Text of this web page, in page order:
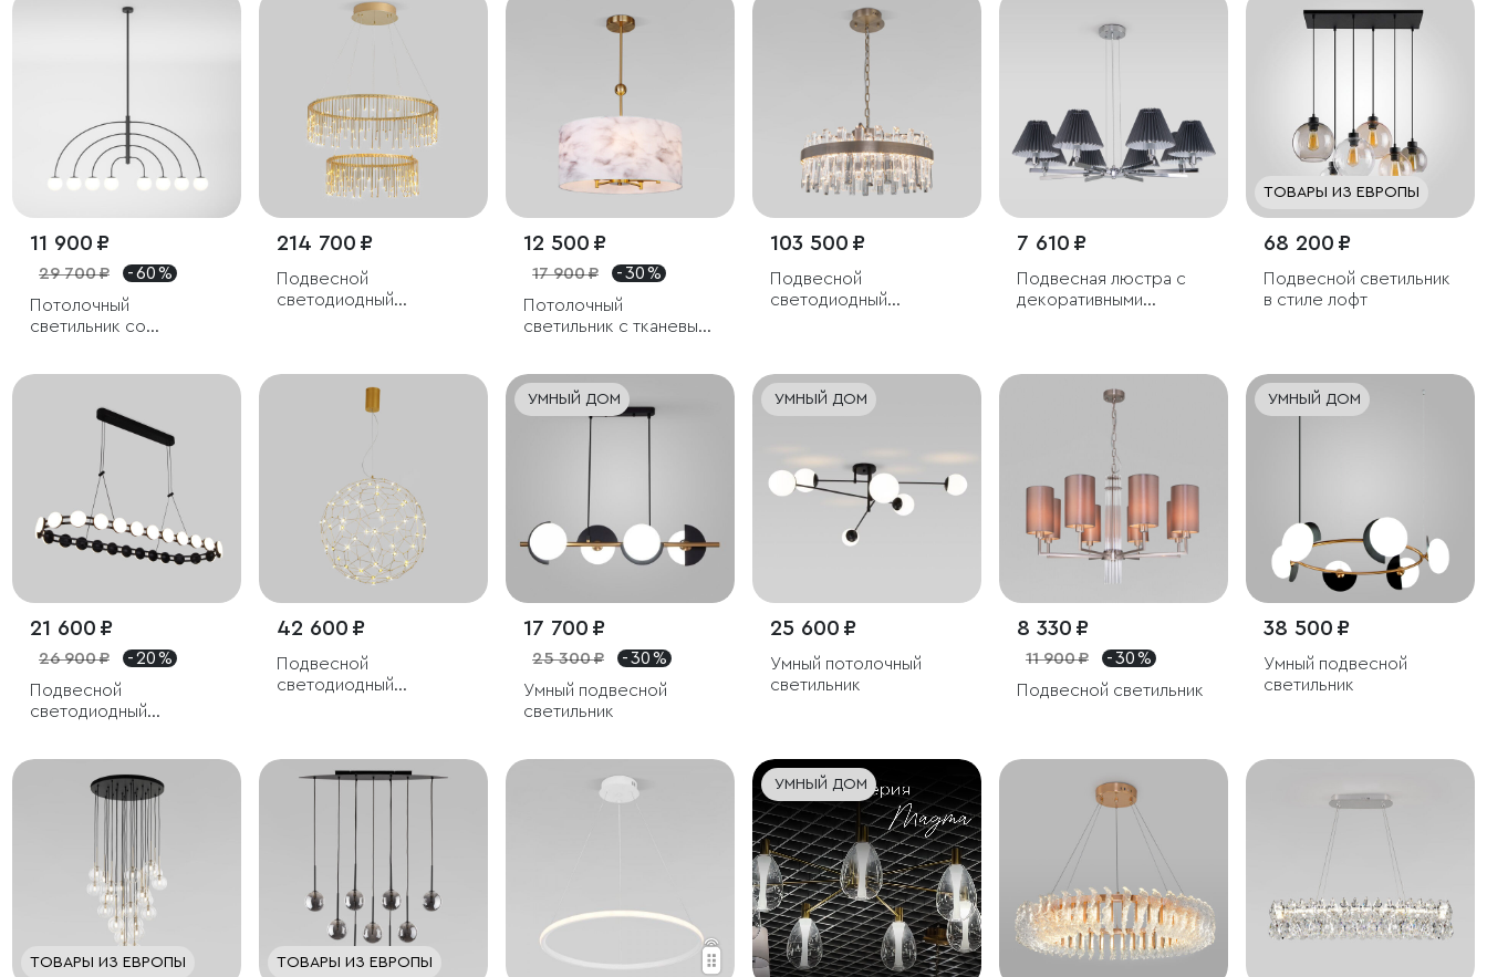
11 900 ₽
29 700 ₽
- 60 %
Потолочный
светильник со
214 700 ₽
Подвесной
светодиодный
12 500 ₽
17 900 ₽
- 30 %
Потолочный
светильник с тканевым
103 500 ₽
Подвесной
светодиодный
7 610 ₽
Подвесная люстра с
декоративными
ТОВАРЫ ИЗ ЕВРОПЫ
68 200 ₽
Подвесной светильник
в стиле лофт
21 600 ₽
26 900 ₽
- 20 %
Подвесной
светодиодный
42 600 ₽
Подвесной
светодиодный
УМНЫЙ ДОМ
17 700 ₽
25 300 ₽
- 30 %
Умный подвесной
светильник
УМНЫЙ ДОМ
25 600 ₽
Умный потолочный
светильник
8 330 ₽
11 900 ₽
- 30 %
Подвесной светильник
УМНЫЙ ДОМ
38 500 ₽
Умный подвесной
светильник
ТОВАРЫ ИЗ ЕВРОПЫ ТОВАРЫ ИЗ ЕВРОПЫ
УМНЫЙ ДОМ